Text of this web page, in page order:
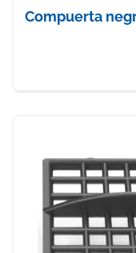
Compuerta